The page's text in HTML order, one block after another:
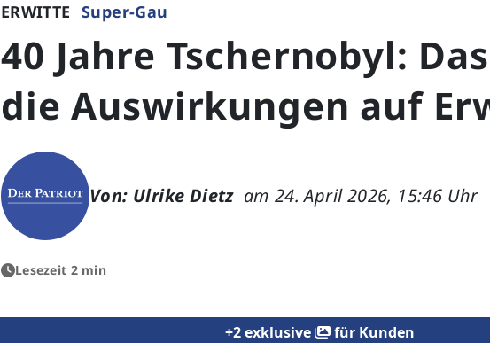
ERWITTE Super-Gau
40 Jahre Tschernobyl:
die Auswirkungen auf
Von: Ulrike Dietz am 24. April 2026, 15:46 Uhr
Lesezeit 2 min
+2 exklusive für Kunden